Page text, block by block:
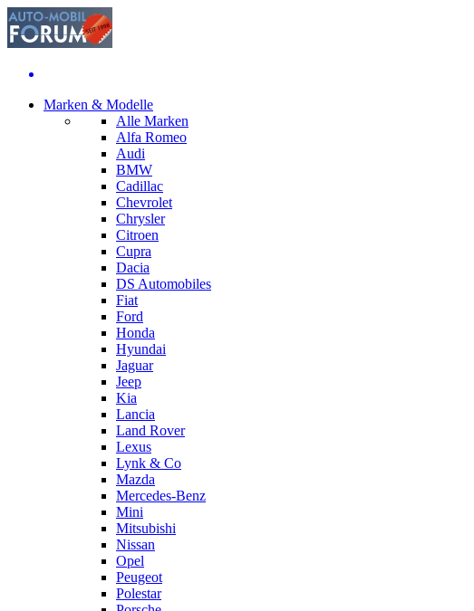
Marken & Modelle
Alle Marken
Alfa Romeo
Audi
BMW
Cadillac
Chevrolet
Chrysler
Citroen
Cupra
Dacia
DS Automobiles
Fiat
Ford
Honda
Hyundai
Jaguar
Jeep
Kia
Lancia
Land Rover
Lexus
Lynk & Co
Mazda
Mercedes-Benz
Mini
Mitsubishi
Nissan
Opel
Peugeot
Polestar